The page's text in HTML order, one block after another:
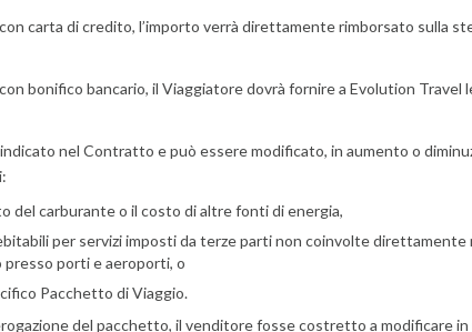
carta di credito, l’importo verrà direttamente rimborsato sulla
bonifico bancario, il Viaggiatore dovrà fornire a Evolution
nel Contratto e può essere modificato, in aumento o
del carburante o il costo di altre fonti di energia,
per servizi imposti da terze parti non coinvolte
presso porti e aeroporti, o
Pacchetto di Viaggio.
del pacchetto, il venditore fosse costretto a